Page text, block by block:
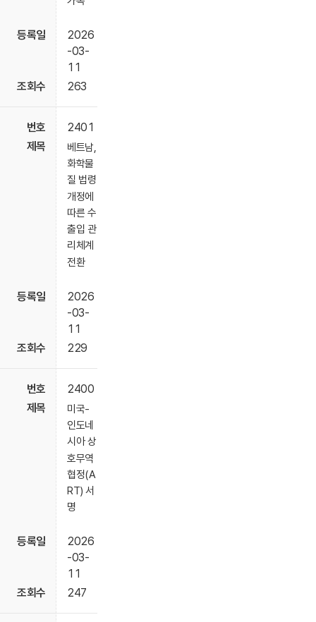
2026
-03-
11
263
2401
베트남,
화학물
질 법령
개정에
따른 수
출입 관
리체계
전환
2026
-03-
11
229
2400
미국-
인도네
시아 상
호무역
협정(A
RT) 서
명
2026
-03-
11
247